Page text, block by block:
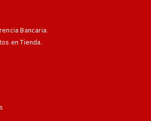
Bancaria.
en Tienda.